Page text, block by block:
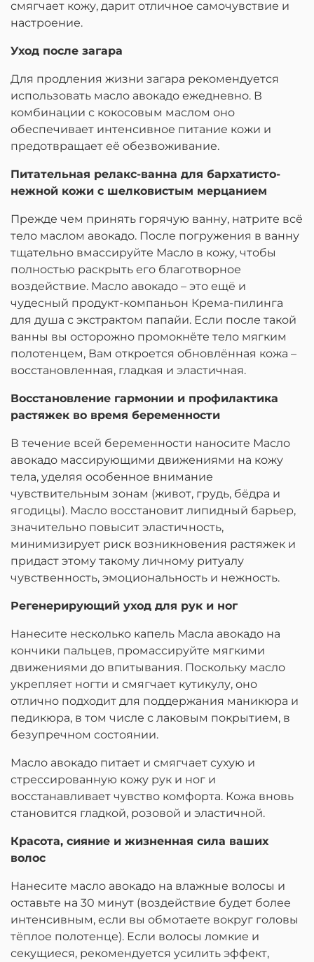
смягчает кожу, дарит отличное самочувствие и
настроение.
Уход после загара
Для продления жизни загара рекомендуется
использовать масло авокадо ежедневно. В
комбинации с кокосовым маслом оно
обеспечивает интенсивное питание кожи и
предотвращает её обезвоживание.
Питательная релакс-ванна для бархатисто-
нежной кожи с шелковистым мерцанием
Прежде чем принять горячую ванну, натрите всё
тело маслом авокадо. После погружения в ванну
тщательно вмассируйте Масло в кожу, чтобы
полностью раскрыть его благотворное
воздействие. Масло авокадо – это ещё и
чудесный продукт-компаньон Крема-пилинга
для душа с экстрактом папайи. Если после такой
ванны вы осторожно промокнёте тело мягким
полотенцем, Вам откроется обновлённая кожа –
восстановленная, гладкая и эластичная.
Восстановление гармонии и профилактика
растяжек во время беременности
В течение всей беременности наносите Масло
авокадо массирующими движениями на кожу
тела, уделяя особенное внимание
чувствительным зонам (живот, грудь, бёдра и
ягодицы). Масло восстановит липидный барьер,
значительно повысит эластичность,
минимизирует риск возникновения растяжек и
придаст этому такому личному ритуалу
чувственность, эмоциональность и нежность.
Регенерирующий уход для рук и ног
Нанесите несколько капель Масла авокадо на
кончики пальцев, промассируйте мягкими
движениями до впитывания. Поскольку масло
укрепляет ногти и смягчает кутикулу, оно
отлично подходит для поддержания маникюра и
педикюра, в том числе с лаковым покрытием, в
безупречном состоянии.
Масло авокадо питает и смягчает сухую и
стрессированную кожу рук и ног и
восстанавливает чувство комфорта. Кожа вновь
становится гладкой, розовой и эластичной.
Красота, сияние и жизненная сила ваших
волос
Нанесите масло авокадо на влажные волосы и
оставьте на 30 минут (воздействие будет более
интенсивным, если вы обмотаете вокруг головы
тёплое полотенце). Если волосы ломкие и
секущиеся, рекомендуется усилить эффект,